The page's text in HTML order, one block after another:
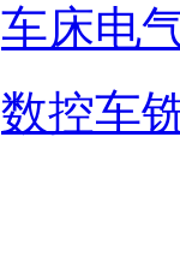
车床电
数控车